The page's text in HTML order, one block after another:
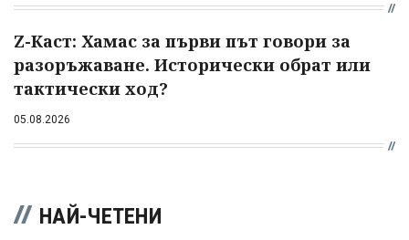
Z-Каст: Хамас за първи път говори за
разоръжаване. Исторически обрат или
тактически ход?
05.08.2026
НАЙ-ЧЕТЕНИ